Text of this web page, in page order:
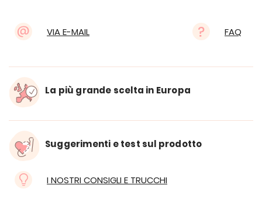
VIA E-MAIL FAQ
La più grande scelta in Europa
Suggerimenti e test sul prodotto
I NOSTRI CONSIGLI E TRUCCHI